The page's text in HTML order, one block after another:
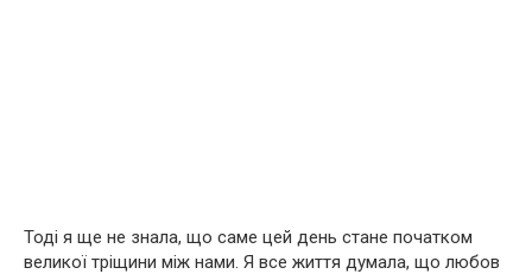
Тоді я ще не знала, що саме цей день стане початком
великої тріщини між нами. Я все життя думала, що любов